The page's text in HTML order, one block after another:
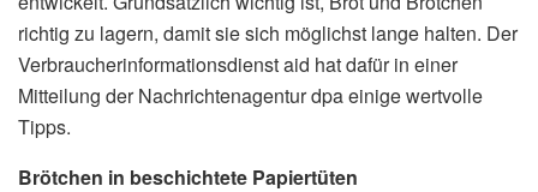
richtig zu lagern, damit sie sich möglichst lange halten. Der
Verbraucherinformationsdienst aid hat dafür in einer
Mitteilung der Nachrichtenagentur dpa einige wertvolle
Tipps.
Brötchen in beschichtete Papiertüten